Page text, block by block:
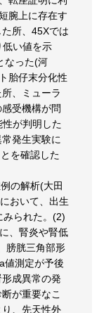
腕上に存在す
所、45Xでは
低い値を示
なった(河
胎仔末分化性
、ミューラ
受機構が問
が判明した
発生実験に
を確認した
の解析(大田
おいて、出生
みられた。(2)
、腎炎や腎低
膀胱三角部形
値測定が予後
成異常の発
が重要なこ
、先天性外